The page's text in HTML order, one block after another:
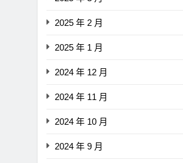
2025 年 2 月
2025 年 1 月
2024 年 12 月
2024 年 11 月
2024 年 10 月
2024 年 9 月